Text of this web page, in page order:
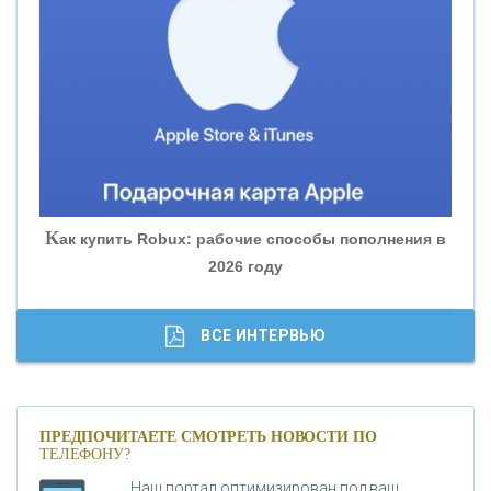
«ВНЕШПРОМБАНК»
«БАНК ГЛОБЭКС»
«СОВКОМБАНК»
«ГАЗПРОМБАНК»
«МОСКОВСКИЙ КРЕДИТНЫЙ БАНК»
Как купить Robux: рабочие способы пополнения в
2026 году
ВСЕ ИНТЕРВЬЮ
ПРЕДПОЧИТАЕТЕ СМОТРЕТЬ НОВОСТИ ПО
ТЕЛЕФОНУ?